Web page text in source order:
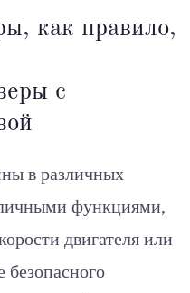
как правило,
с
в различных
функциями,
двигателя или
безопасного